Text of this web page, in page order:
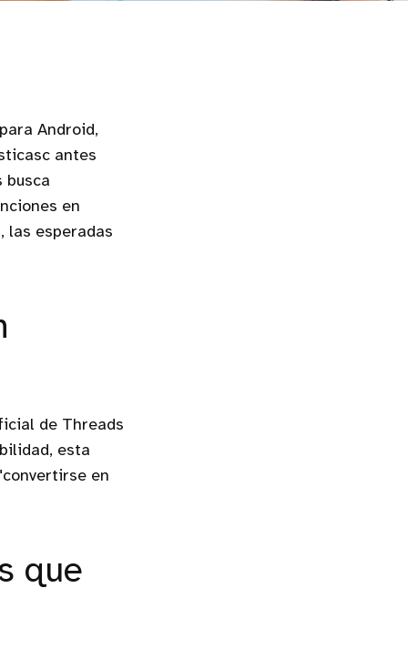
Android,
antes
busca
en
las esperadas
de Threads
esta
en
que